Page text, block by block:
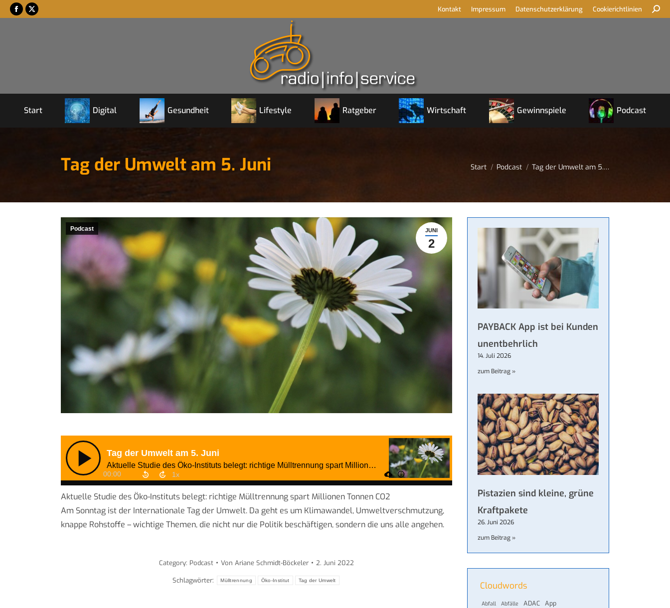
Kontakt Impressum Datenschutzerklärung Cookierichtlinien
Start Digital Gesundheit Lifestyle Ratgeber Wirtschaft Gewinnspiele Podcast
Tag der Umwelt am 5. Juni Sie befinden sich hier:
Start Podcast Tag der Umwelt am 5.…
JUNI
2
Podcast
Aktuelle Studie des Öko-Instituts belegt: richtige Mülltrennung spart Millionen Tonnen CO2
Am Sonntag ist der Internationale Tag der Umwelt. Da geht es um Klimawandel, Umweltverschmutzung,
knappe Rohstoffe – wichtige Themen, die nicht nur die Politik beschäftigen, sondern die uns alle angehen.
Category: Podcast Von Ariane Schmidt-Böckeler 2. Juni 2022
Schlagwörter: Mülltrennung Öko-Institut Tag der Umwelt
PAYBACK App ist bei Kunden
unentbehrlich
14. Juli 2026
zum Beitrag »
Pistazien sind kleine, grüne
Kraftpakete
26. Juni 2026
zum Beitrag »
Cloudwords
Abfall Abfälle ADAC App